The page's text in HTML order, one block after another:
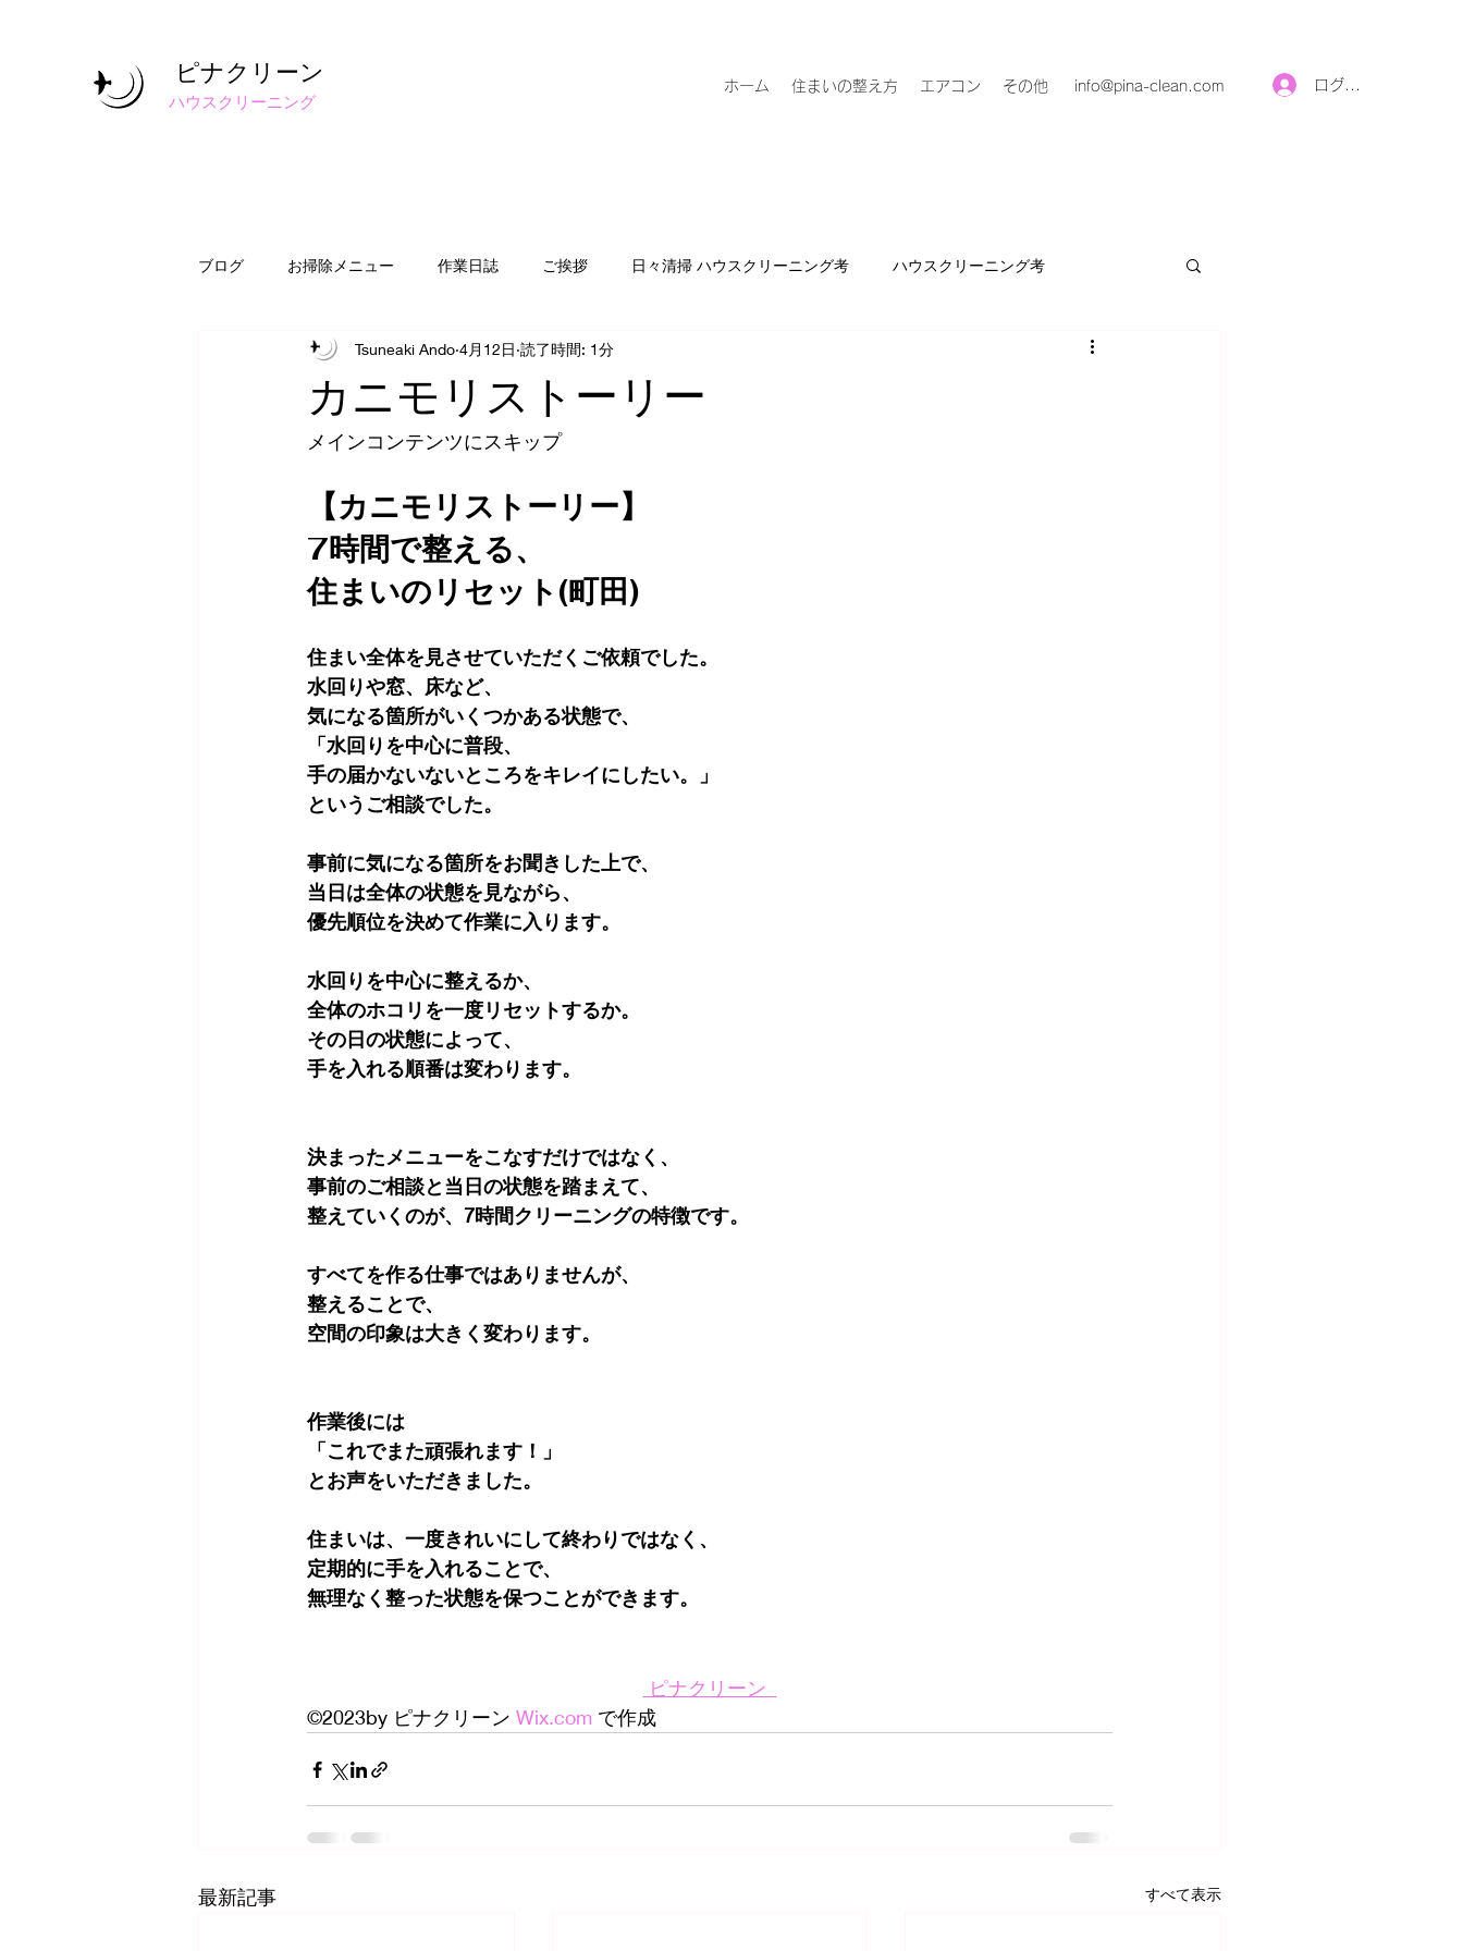
ピナクリーン
​ハウスクリーニング
ホーム 住まいの整え方 エアコン その他 info@pina-clean.com ログイン
ブログ お掃除メニュー 作業日誌 ご挨拶 日々清掃 ハウスクリーニング考 ハウスクリーニング考
カニモリストーリー
Tsuneaki Ando 4月12日 読了時間: 1分
メインコンテンツにスキップ
【カニモリストーリー】
7時間で整える、
住まいのリセット(町田)
住まい全体を見させていただくご依頼でした。
水回りや窓、床など、
気になる箇所がいくつかある状態で、
「水回りを中心に普段、
手の届かないないところをキレイにしたい。」
というご相談でした。
事前に気になる箇所をお聞きした上で、
当日は全体の状態を見ながら、
優先順位を決めて作業に入ります。
水回りを中心に整えるか、
全体のホコリを一度リセットするか。
その日の状態によって、
手を入れる順番は変わります。
決まったメニューをこなすだけではなく、
事前のご相談と当日の状態を踏まえて、
整えていくのが、7時間クリーニングの特徴です。
すべてを作る仕事ではありませんが、
整えることで、
空間の印象は大きく変わります。
作業後には
「これでまた頑張れます！」
とお声をいただきました。
住まいは、一度きれいにして終わりではなく、
定期的に手を入れることで、
無理なく整った状態を保つことができます。
ピナクリーン
©2023by ピナクリーン Wix.com で作成
最新記事 すべて表示